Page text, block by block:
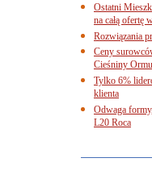
Ostatni
na całą ofertę
Rozwiązania
Ceny
Cieśniny
Tylko 6%
klienta
Odwaga
L20 Roca